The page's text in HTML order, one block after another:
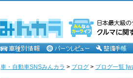
車・自動車SNSみんカラ > ブログ > ブログ一覧